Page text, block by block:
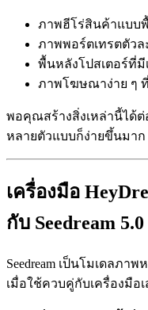
ภาพฮีโร่สินค้าแบบ
ภาพพอร์ตเทรตตัว
พื้นหลังโปสเตอร์ที่
ภาพโฆษณาง่าย ๆ ที่
พอคุณสร้างสิ่งเหล่านี้ได้
หลายตัวแบบก็ง่ายขึ้นมาก
เครื่องมือ
กับ Seedream 5.0
Seedream เป็นโมเดลภา
เมื่อใช้ควบคู่กับเครื่องมือ